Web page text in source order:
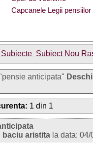
Capcanele Legii pensiilor
Subiect Nou
anticipata"
1 din 1
baciu aristita la data: